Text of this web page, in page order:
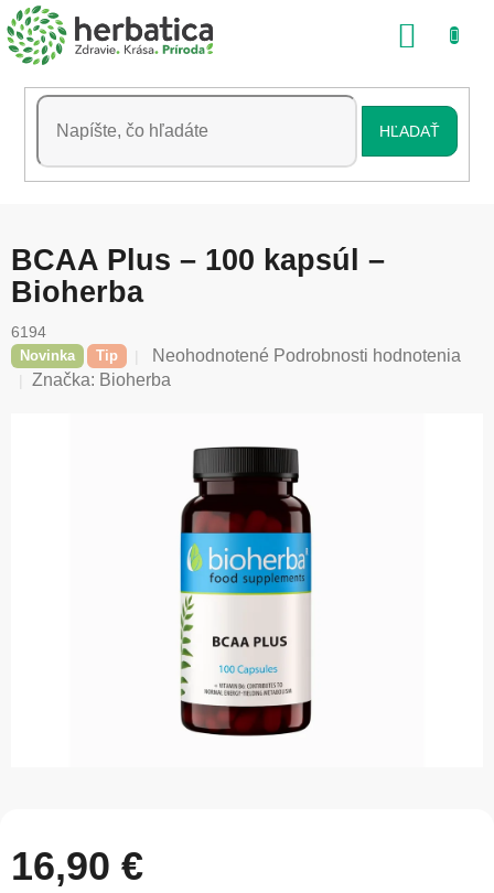
Prejsť
na
obsah
HĽADAŤ
BCAA Plus – 100 kapsúl –
Bioherba
6194
Novinka Tip
Priemerné
hodnotenie
hviezdičiek.
Neohodnotené Podrobnosti hodnotenia
Značka: Bioherba
16,90 €